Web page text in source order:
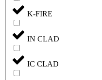
K-FIRE
IN CLAD
IC CLAD